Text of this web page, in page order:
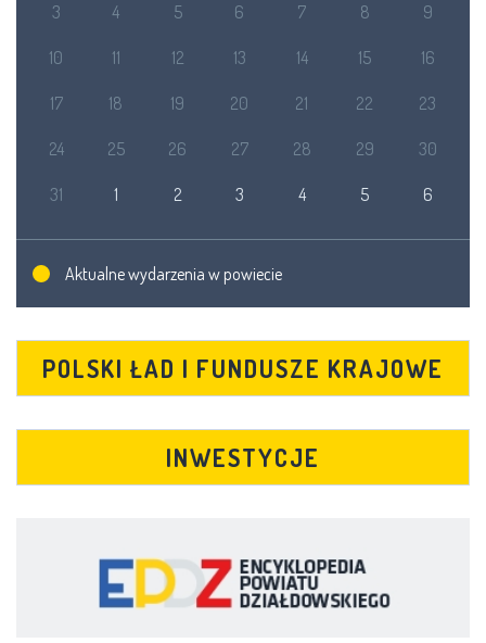
3 4 5 6 7 8 9
10 11 12 13 14 15 16
17 18 19 20 21 22 23
24 25 26 27 28 29 30
31 1 2 3 4 5 6
Aktualne wydarzenia w powiecie
POLSKI ŁAD I FUNDUSZE KRAJOWE
INWESTYCJE